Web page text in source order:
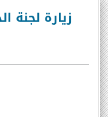
زيارة لجنة